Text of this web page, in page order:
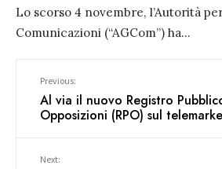
Lo scorso 4 novembre, l’Autorità
Comunicazioni (“AGCom”) ha...
Previous:
Al via il nuovo Registro
Opposizioni (RPO) sul
Next: